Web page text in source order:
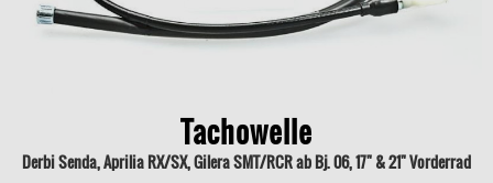
Tachowelle
Derbi Senda, Aprilia RX/SX, Gilera SMT/RCR ab Bj. 06, 17" & 21" Vorderrad